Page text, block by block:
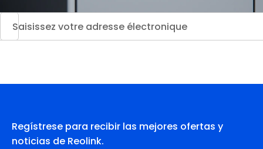
Regístrese para recibir las mejores ofertas y
noticias de Reolink.